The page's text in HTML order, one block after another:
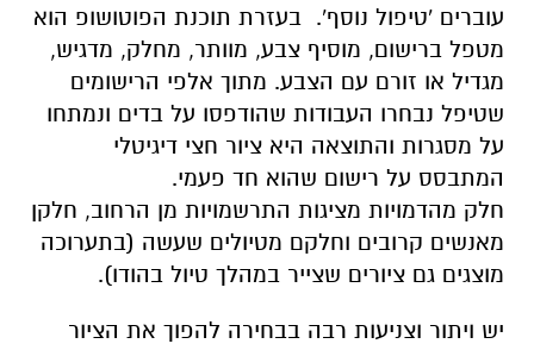
עוברים 'טיפול נוסף'. בעזרת תוכנת הפוטושופ הוא
מטפל ברישום, מוסיף צבע, מוותר, מחלק, מדגיש,
מגדיל או זורם עם הצבע. מתוך אלפי הרישומים
שטיפל נבחרו העבודות שהודפסו על בדים ונמתחו
על מסגרות והתוצאה היא ציור חצי דיגיטלי
המתבסס על רישום שהוא חד פעמי.
חלק מהדמויות מציגות התרשמויות מן הרחוב, חלקן
מאנשים קרובים וחלקם מטיולים שעשה (בתערוכה
מוצגים גם ציורים שצייר במהלך טיול בהודו).
יש ויתור וצניעות רבה בבחירה להפוך את הציור